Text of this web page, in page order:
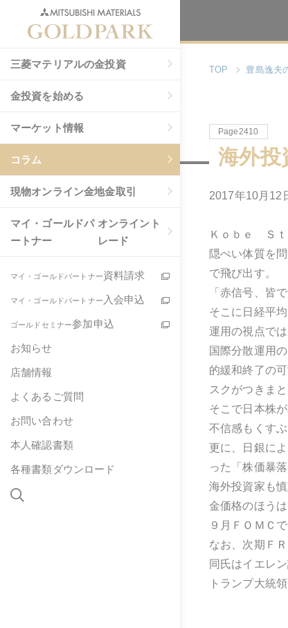
三菱マテリアルの金投資
金投資を始める
マーケット情報
コラム
現物オンライン金地金取引
マイ・ゴールドパ
ートナー
オンライント
レード
マイ・ゴールドパートナー資料請求
マイ・ゴールドパートナー 入会申込
ゴールドセミナー参加申込
お知らせ
店舗情報
よくあるご質問
お問い合わせ
本人確認書類
各種書類ダウンロード
TOP 豊島逸夫
Page2410
海外投
2017年10月12
Ｋｏｂｅ Ｓｔ
隠ぺい体質を
で飛び出す。
「赤信号、皆
そこに日経平
運用の視点で
国際分散運用
的緩和終了の
スクがつきまと
そこで日本株
不信感もくすぶ
更に、日銀に
った「株価暴
海外投資家も
金価格のほう
９月ＦＯＭＣ
なお、次期Ｆ
同氏はイエレ
トランプ大統